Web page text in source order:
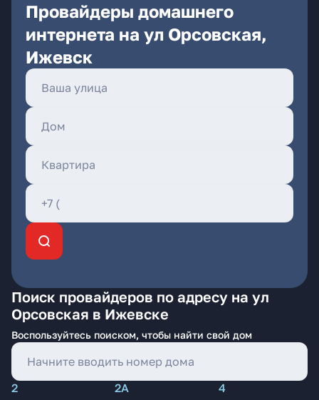
Провайдеры домашнего
интернета на ул Орсовская,
Ижевск
Поиск провайдеров по адресу на ул
Орсовская в Ижевске
Воспользуйтесь поиском, чтобы найти свой дом
2 2А
4